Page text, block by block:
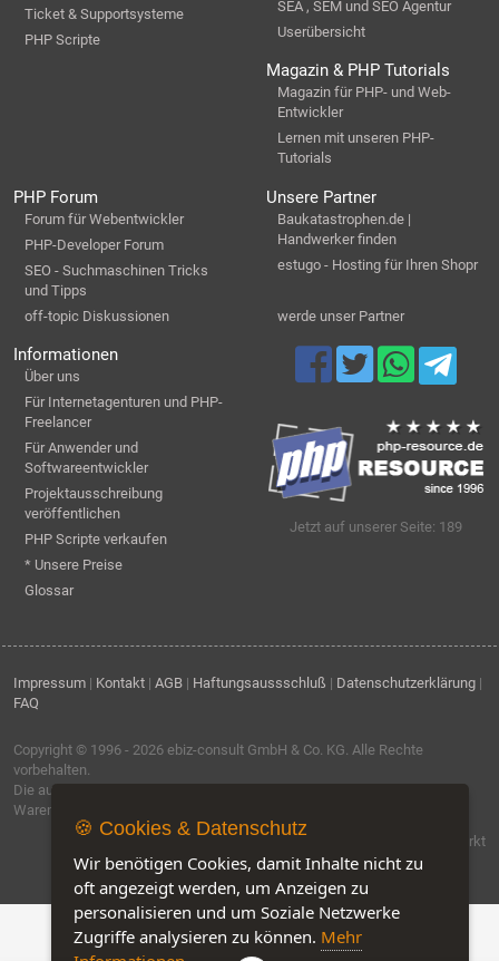
Ticket & Supportsysteme
PHP Scripte
SEA , SEM und SEO Agentur
Userübersicht
Magazin & PHP Tutorials
Magazin für PHP- und Web-
Entwickler
Lernen mit unseren PHP-
Tutorials
PHP Forum
Forum für Webentwickler
PHP-Developer Forum
SEO - Suchmaschinen Tricks
und Tipps
off-topic Diskussionen
Unsere Partner
Baukatastrophen.de |
Handwerker finden
estugo - Hosting für Ihren Shopr
werde unser Partner
Informationen
Über uns
Für Internetagenturen und PHP-
Freelancer
Für Anwender und
Softwareentwickler
Projektausschreibung
veröffentlichen
PHP Scripte verkaufen
* Unsere Preise
Glossar
Jetzt auf unserer Seite: 189
Impressum | Kontakt | AGB | Haftungsaussschluß | Datenschutzerklärung |
FAQ
Copyright © 1996 - 2026 ebiz-consult GmbH & Co. KG . Alle Rechte
vorbehalten.
Die auf dieser Seite verwendeten Produktbezeichnungen, Namen und
Warenzeichen sind Eigentum der jeweiligen Firmen.
Software by IQ-Markt
🍪 Cookies & Datenschutz
Wir benötigen Cookies, damit Inhalte nicht zu
oft angezeigt werden, um Anzeigen zu
personalisieren und um Soziale Netzwerke
Zugriffe analysieren zu können. Mehr